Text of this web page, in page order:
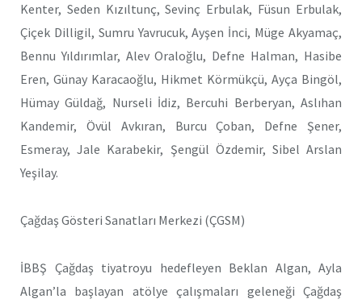
Kenter, Seden Kızıltunç, Sevinç Erbulak, Füsun Erbulak,
Çiçek Dilligil, Sumru Yavrucuk, Ayşen İnci, Müge Akyamaç,
Bennu Yıldırımlar, Alev Oraloğlu, Defne Halman, Hasibe
Eren, Günay Karacaoğlu, Hikmet Körmükçü, Ayça Bingöl,
Hümay Güldağ, Nurseli İdiz, Bercuhi Berberyan, Aslıhan
Kandemir, Övül Avkıran, Burcu Çoban, Defne Şener,
Esmeray, Jale Karabekir, Şengül Özdemir, Sibel Arslan
Yeşilay.
Çağdaş Gösteri Sanatları Merkezi (ÇGSM)
İBBŞ Çağdaş tiyatroyu hedefleyen Beklan Algan, Ayla
Algan’la başlayan atölye çalışmaları geleneği Çağdaş